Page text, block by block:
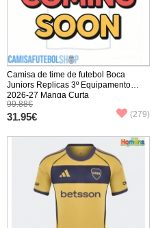
Camisa de time de futebol Boca
Juniors Replicas 3º Equipamento
2026-27 Manga Curta
99.88€
31.95€ (279)